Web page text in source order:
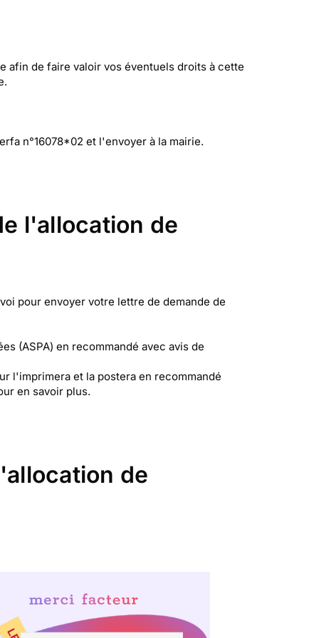
afin de faire valoir vos éventuels droits à cette
n°16078*02 et l'envoyer à la mairie.
l'allocation de
pour envoyer votre lettre de demande de
(ASPA) en recommandé avec avis de
l'imprimera et la postera en recommandé
en savoir plus.
de